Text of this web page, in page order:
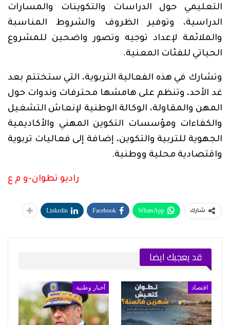
التعليمي حول الدراسات والتكوينات والمسارات
الدراسية، وتوفير الظروف والشروط المناسبة
والملائمة لإعداد توجيه وتصور واضحين للمشروع
الحياتي للفئات المعنية.
وتشارك في هذه الفعالية التربوية، التي ستختتم بعد
غد الأحد، وتنظم على هامشها محترفات وندوات حول
المهن والمقاولة، الوكالة الوطنية لإنعاش التشغيل
والكفاءات ومؤسسات التكوين المهني والأكاديمية
الجهوية للتربية والتكوين، إضافة إلى فعاليات تربوية
واقتصادية محلية ووطنية.
راديو تطوان-و م ع
شارك WhatsApp
Facebook
Linkedin
قد يعجبك ايضا
اقتصاد أخبار وطنية